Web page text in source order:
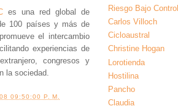
es una red global de
100 países y más de
el intercambio
experiencias de
congresos y
la sociedad.
09:50:00 P. M.
Riesgo Bajo Control
Carlos Villoch
Cicloaustral
Christine Hogan
Lorotienda
Hostilina
Pancho
Claudia